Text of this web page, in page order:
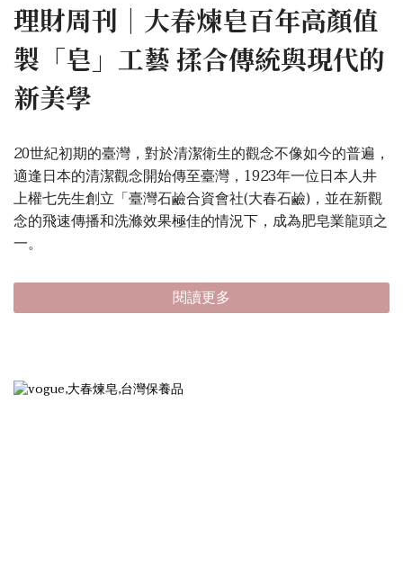
理財周刊｜大春煉皂百年高顏值
製「皂」工藝 揉合傳統與現代的
新美學
20世紀初期的臺灣，對於清潔衛生的觀念不像如今的普遍，
適逢日本的清潔觀念開始傳至臺灣，1923年一位日本人井
上權七先生創立「臺灣石鹼合資會社(大春石鹼)，並在新觀
念的飛速傳播和洗滌效果極佳的情況下，成為肥皂業龍頭之
一。
閱讀更多